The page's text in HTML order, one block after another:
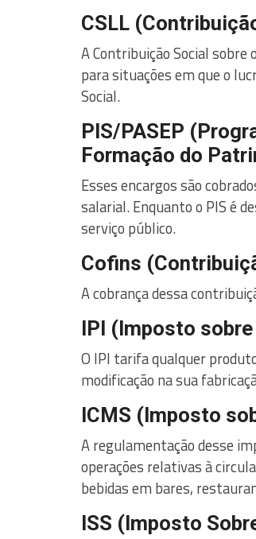
CSLL
A Contribuição Social sobre
para situações em que o
Social.
PIS/PASEP
Formação do
Esses encargos são
salarial. Enquanto o PIS é
serviço público.
Cofins
A cobrança dessa
IPI (Imposto
O IPI tarifa qualquer
modificação na sua
ICMS (Imposto
A regulamentação desse
operações relativas à
bebidas em bares,
ISS (Imposto